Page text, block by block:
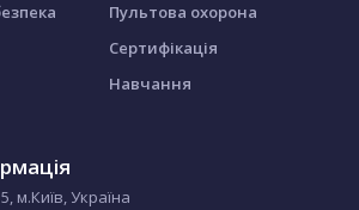
Пультова охорона
Сертифікація
Навчання
м.Київ, Україна